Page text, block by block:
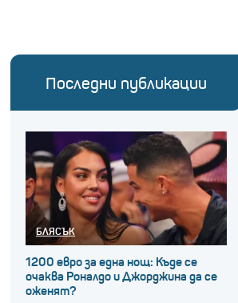
Последни публикации
БЛЯСЪК
1200 евро за една нощ: Къде се
очаква Роналдо и Джорджина да се
оженят?